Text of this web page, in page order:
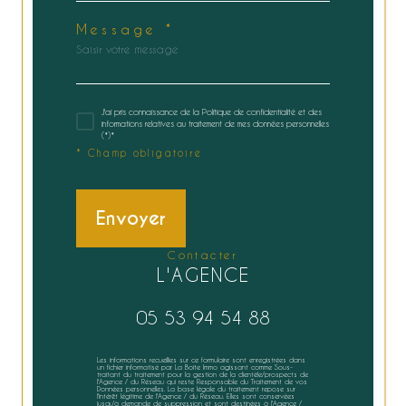
Message *
J'ai pris connaissance de la Politique de confidentialité et des
informations relatives au traitement de mes données personnelles
(*)*
* Champ obligatoire
Envoyer
contacter
L'AGENCE
05 53 94 54 88
Les informations recueillies sur ce formulaire sont enregistrées dans
un fichier informatisé par La Boite Immo agissant comme Sous-
traitant du traitement pour la gestion de la clientèle/prospects de
l'Agence / du Réseau qui reste Responsable du Traitement de vos
Données personnelles. La base légale du traitement repose sur
l'intérêt légitime de l'Agence / du Réseau. Elles sont conservées
jusqu'à demande de suppression et sont destinées à l'Agence /